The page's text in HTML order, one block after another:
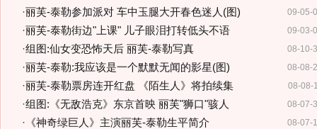
09-05-
·丽芙-泰勒参加派对 车中玉腿大开春色迷人(图)
09-03-
·丽芙-泰勒街边"上课" 儿子眼泪打转低头不语
08-10-
·组图:仙女变恐怖天后 丽芙-泰勒写真
08-08-
·丽芙-泰勒:我应该是一个默默无闻的影星(图)
08-08-
·丽芙-泰勒票房连开红盘 《陌生人》将拍续集
08-07-
·组图:《无敌浩克》东京首映 丽芙"狮口"骇人
08-07-
· 《神奇绿巨人》主演丽芙-泰勒生平简介